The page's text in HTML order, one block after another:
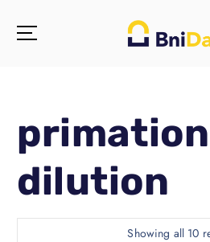
dilution
Showing all 10